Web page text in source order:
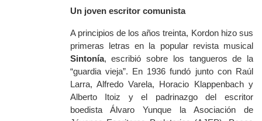
Un joven escritor comunista
A principios de los años treinta, Kordon hizo sus
primeras letras en la popular revista musical
Sintonía, escribió sobre los tangueros de la
“guardia vieja”. En 1936 fundó junto con Raúl
Larra, Alfredo Varela, Horacio Klappenbach y
Alberto Itoiz y el padrinazgo del escritor
boedista Álvaro Yunque la Asociación de